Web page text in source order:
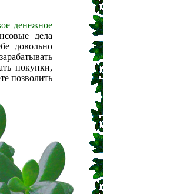
денежное
дела
довольно
покупки,
позволить